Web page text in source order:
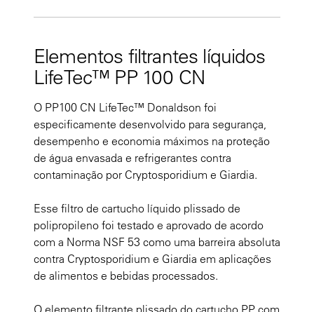
Elementos filtrantes líquidos
LifeTec™ PP 100 CN
O PP100 CN LifeTec™ Donaldson foi
especificamente desenvolvido para segurança,
desempenho e economia máximos na proteção
de água envasada e refrigerantes contra
contaminação por Cryptosporidium e Giardia.
Esse filtro de cartucho líquido plissado de
polipropileno foi testado e aprovado de acordo
com a Norma NSF 53 como uma barreira absoluta
contra Cryptosporidium e Giardia em aplicações
de alimentos e bebidas processados.